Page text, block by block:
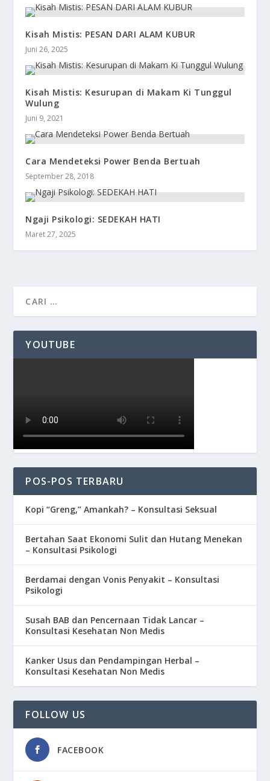
Kisah Mistis: PESAN DARI ALAM KUBUR
Juni 26, 2025
Kisah Mistis: Kesurupan di Makam Ki Tunggul
Wulung
Juni 9, 2021
Cara Mendeteksi Power Benda Bertuah
September 28, 2018
Ngaji Psikologi: SEDEKAH HATI
Maret 27, 2025
YOUTUBE
POS-POS TERBARU
Kopi “Greng,” Amankah? – Konsultasi Seksual
Bertahan Saat Ekonomi Sulit dan Hutang Menekan
– Konsultasi Psikologi
Berdamai dengan Vonis Penyakit – Konsultasi
Psikologi
Susah BAB dan Pencernaan Tidak Lancar –
Konsultasi Kesehatan Non Medis
Kanker Usus dan Pendampingan Herbal –
Konsultasi Kesehatan Non Medis
FOLLOW US
FACEBOOK